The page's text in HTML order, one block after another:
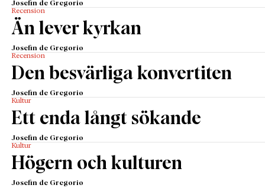
Josefin de Gregorio
Recension
Än lever kyrkan
Josefin de Gregorio
Recension
Den besvärliga konvertiten
Josefin de Gregorio
Kultur
Ett enda långt sökande
Josefin de Gregorio
Kultur
Högern och kulturen
Josefin de Gregorio